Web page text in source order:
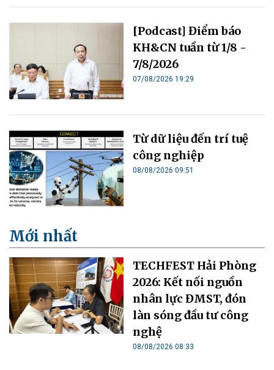
[Podcast] Điểm báo
KH&CN tuần từ 1/8 -
7/8/2026
07/08/2026 19:29
Từ dữ liệu đến trí tuệ
công nghiệp
08/08/2026 09:51
Mới nhất
TECHFEST Hải Phòng
2026: Kết nối nguồn
nhân lực ĐMST, đón
làn sóng đầu tư công
nghệ
08/08/2026 08:33